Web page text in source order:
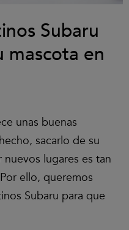
Subaru
mascota en
unas buenas
sacarlo de su
lugares es tan
ello, queremos
Subaru para que